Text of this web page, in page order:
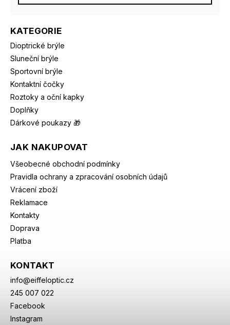
KATEGORIE
Dioptrické brýle
Sluneční brýle
Sportovní brýle
Kontaktní čočky
Roztoky a oční kapky
Doplňky
Dárkové poukazy 🎁
JAK NAKUPOVAT
Všeobecné obchodní podmínky
Pravidla ochrany a zpracování osobních údajů
Vrácení zboží
Reklamace
Kontakty
Doprava
Platba
KONTAKT
info@eiffeloptic.cz
245 007 022
Facebook
Instagram